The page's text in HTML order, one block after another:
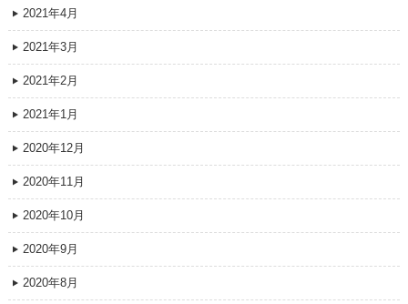
2021年4月
2021年3月
2021年2月
2021年1月
2020年12月
2020年11月
2020年10月
2020年9月
2020年8月